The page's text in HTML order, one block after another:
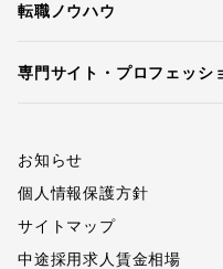
転職ノウハウ
専門サイト・プロフェッシ
お知らせ
個人情報保護方針
サイトマップ
中途採用求人賃金相場